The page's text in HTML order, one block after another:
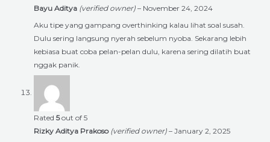
Bayu Aditya (verified owner) – November 24, 2024
Aku tipe yang gampang overthinking kalau lihat soal susah.
Dulu sering langsung nyerah sebelum nyoba. Sekarang lebih
kebiasa buat coba pelan-pelan dulu, karena sering dilatih buat
nggak panik.
Rated 5out of 5
Rizky Aditya Prakoso (verified owner) – January 2, 2025